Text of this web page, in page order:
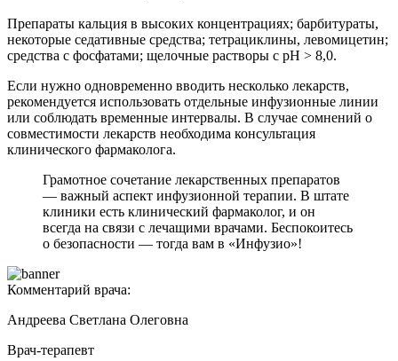
Препараты кальция в высоких концентрациях; барбитураты,
некоторые седативные средства; тетрациклины, левомицетин;
средства с фосфатами; щелочные растворы с pH > 8,0.
Если нужно одновременно вводить несколько лекарств,
рекомендуется использовать отдельные инфузионные линии
или соблюдать временные интервалы. В случае сомнений о
совместимости лекарств необходима консультация
клинического фармаколога.
Грамотное сочетание лекарственных препаратов
— важный аспект инфузионной терапии. В штате
клиники есть клинический фармаколог, и он
всегда на связи с лечащими врачами. Беспокоитесь
о безопасности — тогда вам в «Инфузио»!
Комментарий врача:
Андреева Светлана Олеговна
Врач-терапевт